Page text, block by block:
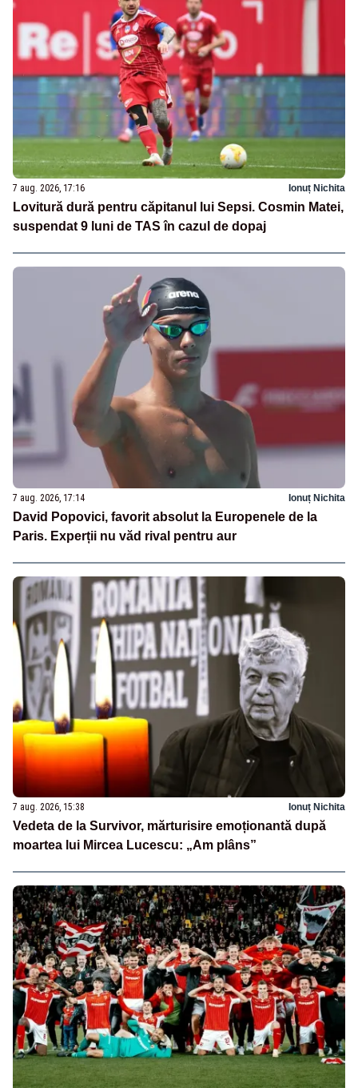
7 aug. 2026, 17:16 Ionuț Nichita
Lovitură dură pentru căpitanul lui Sepsi. Cosmin Matei,
suspendat 9 luni de TAS în cazul de dopaj
7 aug. 2026, 17:14 Ionuț Nichita
David Popovici, favorit absolut la Europenele de la
Paris. Experții nu văd rival pentru aur
7 aug. 2026, 15:38 Ionuț Nichita
Vedeta de la Survivor, mărturisire emoționantă după
moartea lui Mircea Lucescu: „Am plâns”